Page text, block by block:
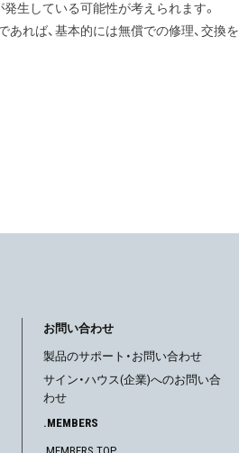
生している可能性が考えられます。
れば、基本的には無償での修理、交換
お問い合わせ
製品のサポート・お問い合わせ
サイン・ハウス(企業)へのお問い合
わせ
.MEMBERS